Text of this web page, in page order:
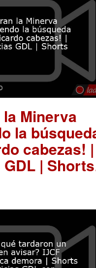
la Minerva
la
cabezas! |
| Shorts